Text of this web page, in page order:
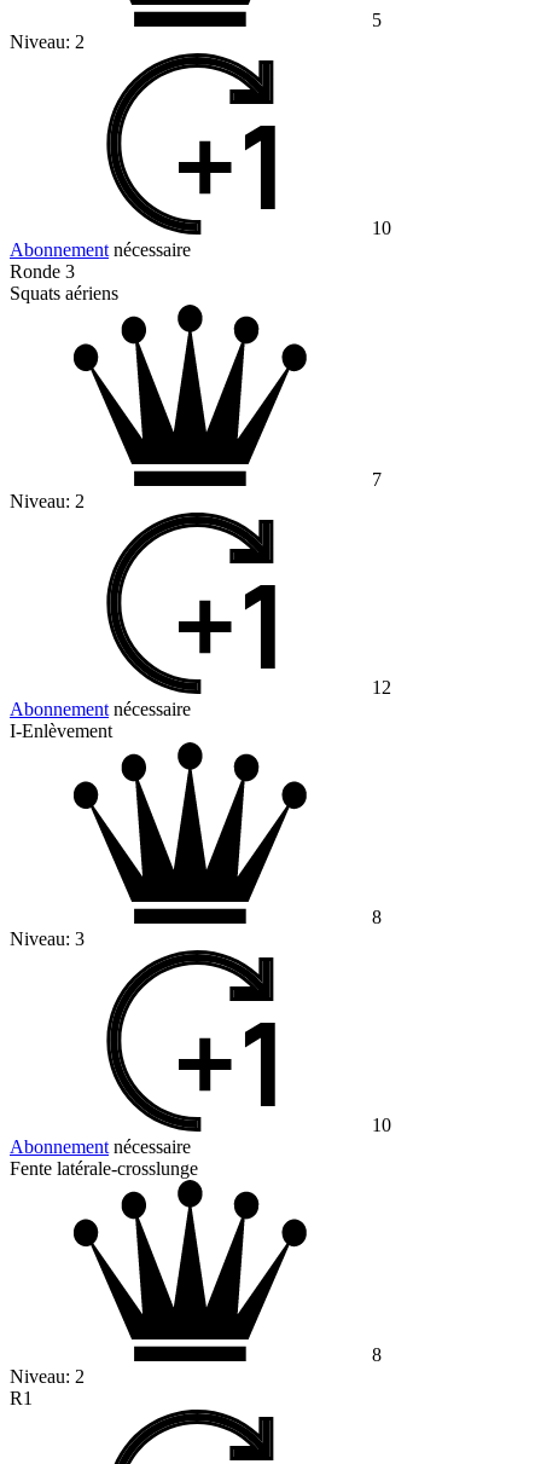
5
Niveau: 2
10
Abonnement nécessaire
Ronde 3
Squats aériens
7
Niveau: 2
12
Abonnement nécessaire
I-Enlèvement
8
Niveau: 3
10
Abonnement nécessaire
Fente latérale-crosslunge
8
Niveau: 2
R1